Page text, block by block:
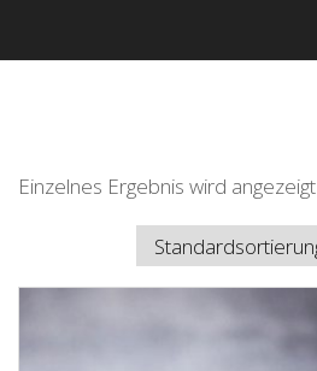
Einzelnes Ergebnis wird angezeigt